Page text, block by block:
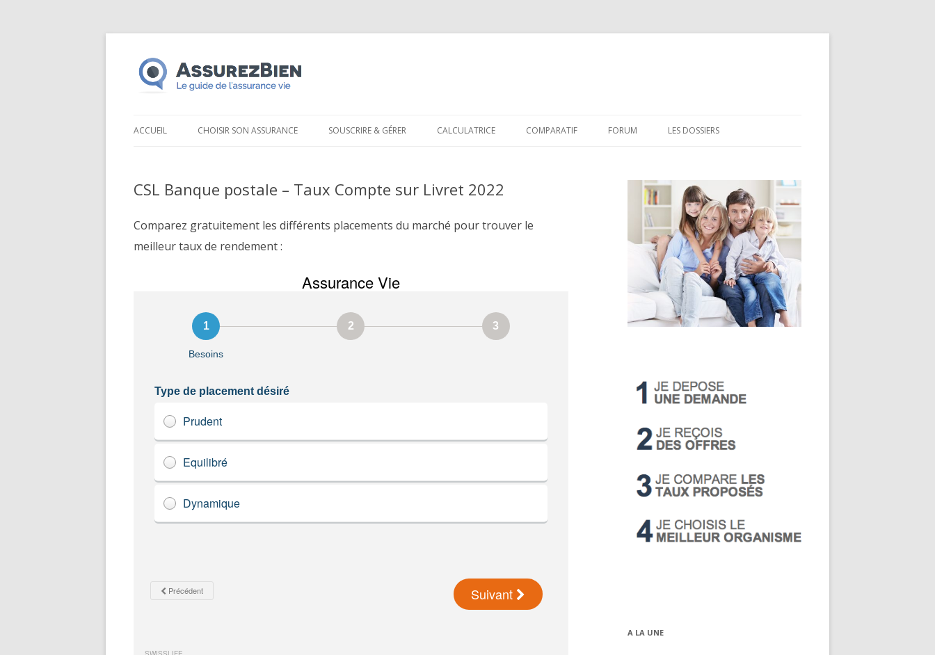
au
ACCUEIL CHOISIR SON ASSURANCE SOUSCRIRE & GÉRER CALCULATRICE COMPARATIF FORUM LES DOSSIERS
CODEVI
COMPTE À TERME
CSL
LDD
LEP
PEL
PERP
CSL Banque postale – Taux Compte sur Livret 2022
Comparez gratuitement les différents placements du marché pour trouver le
meilleur taux de rendement :
A LA UNE